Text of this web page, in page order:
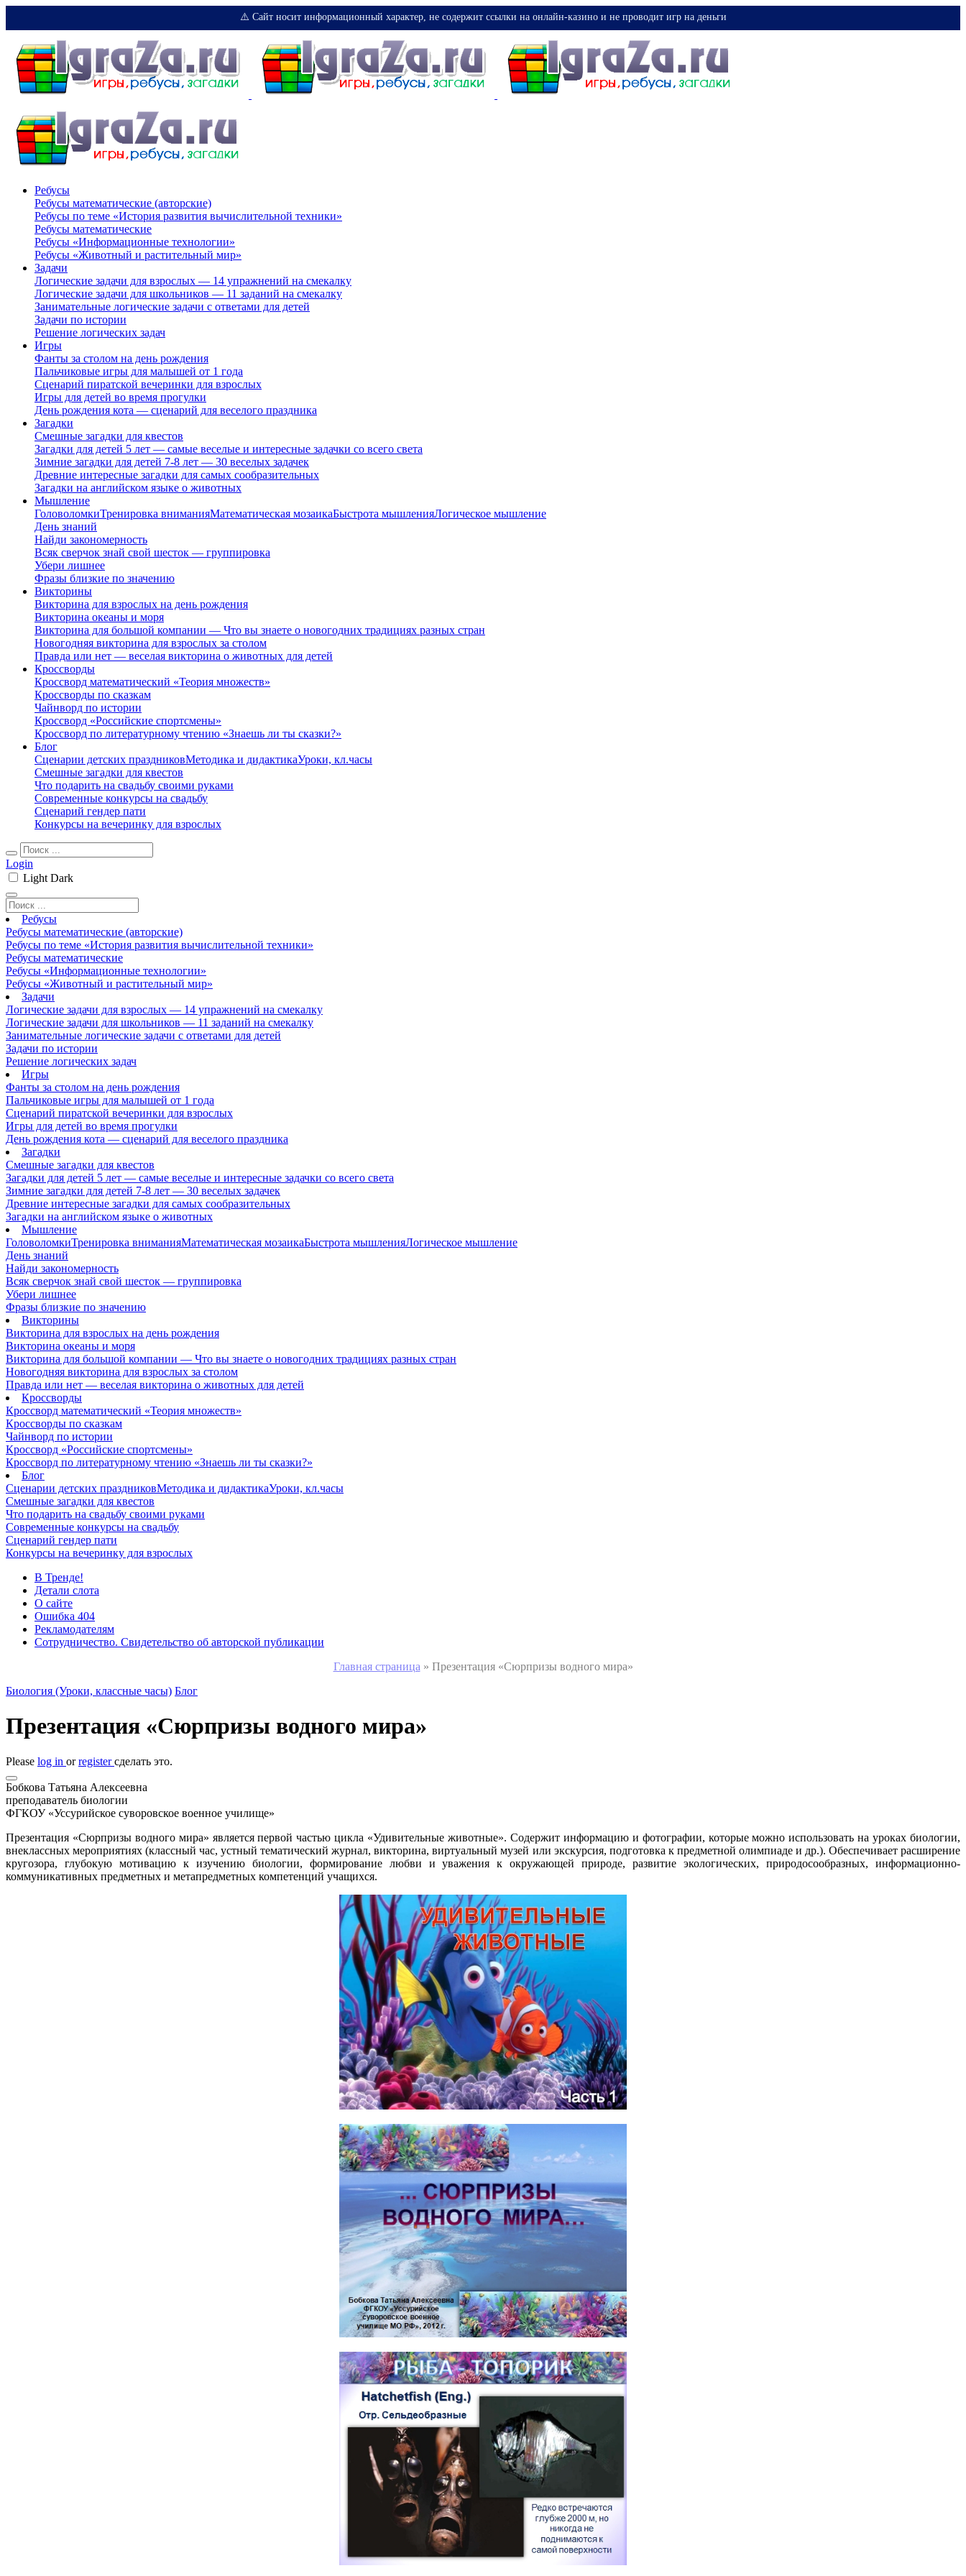
⚠️ Сайт носит информационный характер, не содержит ссылки на онлайн-казино и не проводит игр на деньги
Ребусы
Ребусы математические (авторские)
Ребусы по теме «История развития вычислительной техники»
Ребусы математические
Ребусы «Информационные технологии»
Ребусы «Животный и растительный мир»
Задачи
Логические задачи для взрослых — 14 упражнений на смекалку
Логические задачи для школьников — 11 заданий на смекалку
Занимательные логические задачи с ответами для детей
Задачи по истории
Решение логических задач
Игры
Фанты за столом на день рождения
Пальчиковые игры для малышей от 1 года
Сценарий пиратской вечеринки для взрослых
Игры для детей во время прогулки
День рождения кота — сценарий для веселого праздника
Загадки
Смешные загадки для квестов
Загадки для детей 5 лет — самые веселые и интересные задачки со всего света
Зимние загадки для детей 7-8 лет — 30 веселых задачек
Древние интересные загадки для самых сообразительных
Загадки на английском языке о животных
Мышление
ГоловоломкиТренировка вниманияМатематическая мозаикаБыстрота мышленияЛогическое мышление
День знаний
Найди закономерность
Всяк сверчок знай свой шесток — группировка
Убери лишнее
Фразы близкие по значению
Викторины
Викторина для взрослых на день рождения
Викторина океаны и моря
Викторина для большой компании — Что вы знаете о новогодних традициях разных стран
Новогодняя викторина для взрослых за столом
Правда или нет — веселая викторина о животных для детей
Кроссворды
Кроссворд математический «Теория множеств»
Кроссворды по сказкам
Чайнворд по истории
Кроссворд «Российские спортсмены»
Кроссворд по литературному чтению «Знаешь ли ты сказки?»
Блог
Сценарии детских праздниковМетодика и дидактикаУроки, кл.часы
Смешные загадки для квестов
Что подарить на свадьбу своими руками
Современные конкурсы на свадьбу
Сценарий гендер пати
Конкурсы на вечеринку для взрослых
Login
Light Dark
Ребусы
Ребусы математические (авторские)
Ребусы по теме «История развития вычислительной техники»
Ребусы математические
Ребусы «Информационные технологии»
Ребусы «Животный и растительный мир»
Задачи
Логические задачи для взрослых — 14 упражнений на смекалку
Логические задачи для школьников — 11 заданий на смекалку
Занимательные логические задачи с ответами для детей
Задачи по истории
Решение логических задач
Игры
Фанты за столом на день рождения
Пальчиковые игры для малышей от 1 года
Сценарий пиратской вечеринки для взрослых
Игры для детей во время прогулки
День рождения кота — сценарий для веселого праздника
Загадки
Смешные загадки для квестов
Загадки для детей 5 лет — самые веселые и интересные задачки со всего света
Зимние загадки для детей 7-8 лет — 30 веселых задачек
Древние интересные загадки для самых сообразительных
Загадки на английском языке о животных
Мышление
ГоловоломкиТренировка вниманияМатематическая мозаикаБыстрота мышленияЛогическое мышление
День знаний
Найди закономерность
Всяк сверчок знай свой шесток — группировка
Убери лишнее
Фразы близкие по значению
Викторины
Викторина для взрослых на день рождения
Викторина океаны и моря
Викторина для большой компании — Что вы знаете о новогодних традициях разных стран
Новогодняя викторина для взрослых за столом
Правда или нет — веселая викторина о животных для детей
Кроссворды
Кроссворд математический «Теория множеств»
Кроссворды по сказкам
Чайнворд по истории
Кроссворд «Российские спортсмены»
Кроссворд по литературному чтению «Знаешь ли ты сказки?»
Блог
Сценарии детских праздниковМетодика и дидактикаУроки, кл.часы
Смешные загадки для квестов
Что подарить на свадьбу своими руками
Современные конкурсы на свадьбу
Сценарий гендер пати
Конкурсы на вечеринку для взрослых
В Тренде!
Детали слота
О сайте
Ошибка 404
Рекламодателям
Сотрудничество. Свидетельство об авторской публикации
Главная страница » Презентация «Сюрпризы водного мира»
Биология (Уроки, классные часы) Блог
Презентация «Сюрпризы водного мира»
Please log in orregisterсделать это.
Бобкова Татьяна Алексеевна
преподаватель биологии
ФГКОУ «Уссурийское суворовское военное училище»
Презентация «Сюрпризы водного мира» является первой частью цикла «Удивительные животные». Содержит информацию и фотографии, которые можно использовать на уроках биологии,
внеклассных мероприятиях (классный час, устный тематический журнал, викторина, виртуальный музей или экскурсия, подготовка к предметной олимпиаде и др.). Обеспечивает расширение
кругозора, глубокую мотивацию к изучению биологии, формирование любви и уважения к окружающей природе, развитие экологических, природосообразных, информационно-
коммуникативных предметных и метапредметных компетенций учащихся.